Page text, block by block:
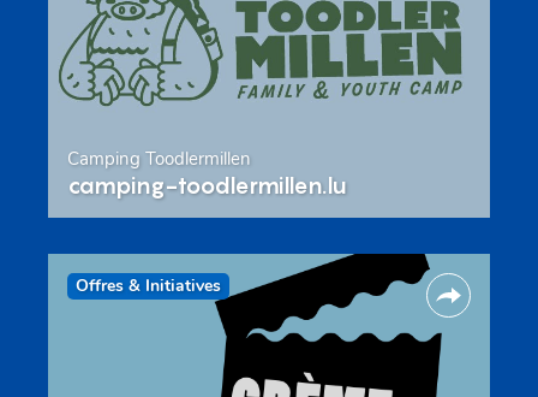
Camping Toodlermillen
camping-toodlermillen.lu
Offres & Initiatives